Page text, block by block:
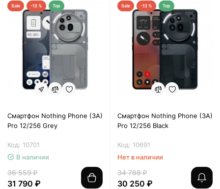
Sale -13 % Top
Смартфон Nothing Phone (3A)
Pro 12/256 Grey
Код: 10701
В наличии
36 559 ₽
31 790 ₽
Sale -13 % Top
Смартфон Nothing Phone (3A)
Pro 12/256 Black
Код: 10691
Нет в наличии
34 788 ₽
30 250 ₽